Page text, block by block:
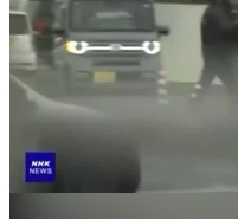
據秋田縣當地的一家
類區大肆享用起「美
掃而空。
據悉，進入11月下旬
的蹤跡，秋田縣已決